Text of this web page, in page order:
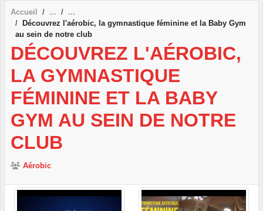
Accueil
Découvrez l'aérobic, la gymnastique féminine et la Baby Gym
au sein de notre club
DÉCOUVREZ L'AÉROBIC,
LA GYMNASTIQUE
FÉMININE ET LA BABY
GYM AU SEIN DE NOTRE
CLUB
Aérobic